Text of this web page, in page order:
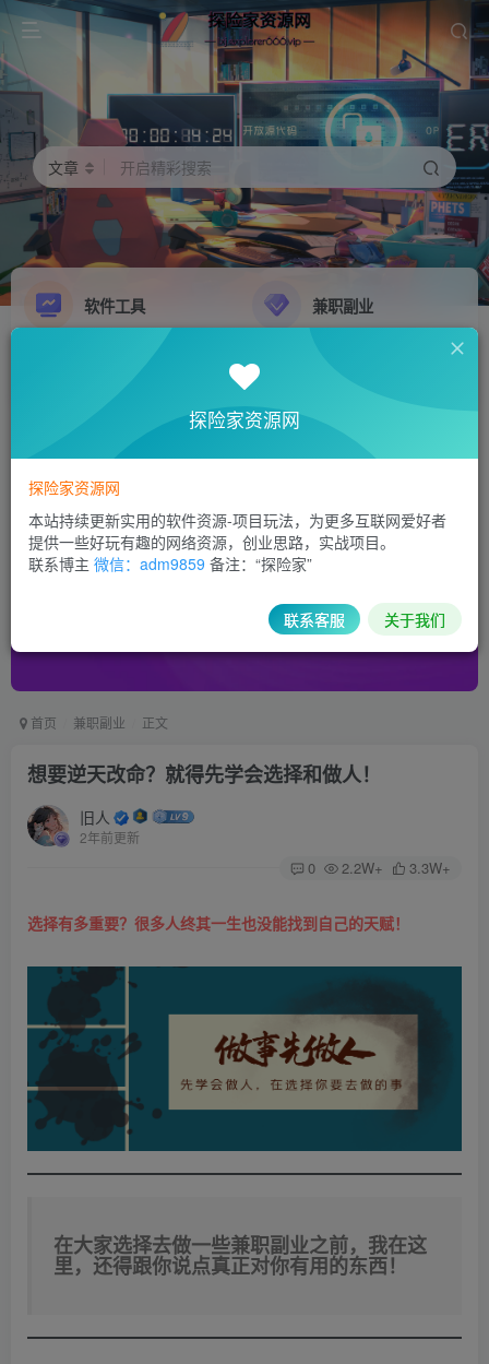
文章 开启精彩搜索
软件工具 兼职副业
精品源码
首页 兼职副业 正文
想要逆天改命？就得先学会选择和做人！
旧人
2年前更新
0 2.2W+ 3.3W+
选择有多重要？很多人终其一生也没能找到自己的天赋！
在大家选择去做一些兼职副业之前，我在这
里，还得跟你说点真正对你有用的东西！
探险家资源网
探险家资源网
本站持续更新实用的软件资源-项目玩法，为更多互联网爱好者
提供一些好玩有趣的网络资源，创业思路，实战项目。
联系博主 微信：adm9859 备注：“探险家”
联系客服 关于我们